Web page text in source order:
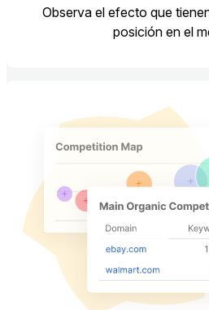
Observa el efecto que
posición en el